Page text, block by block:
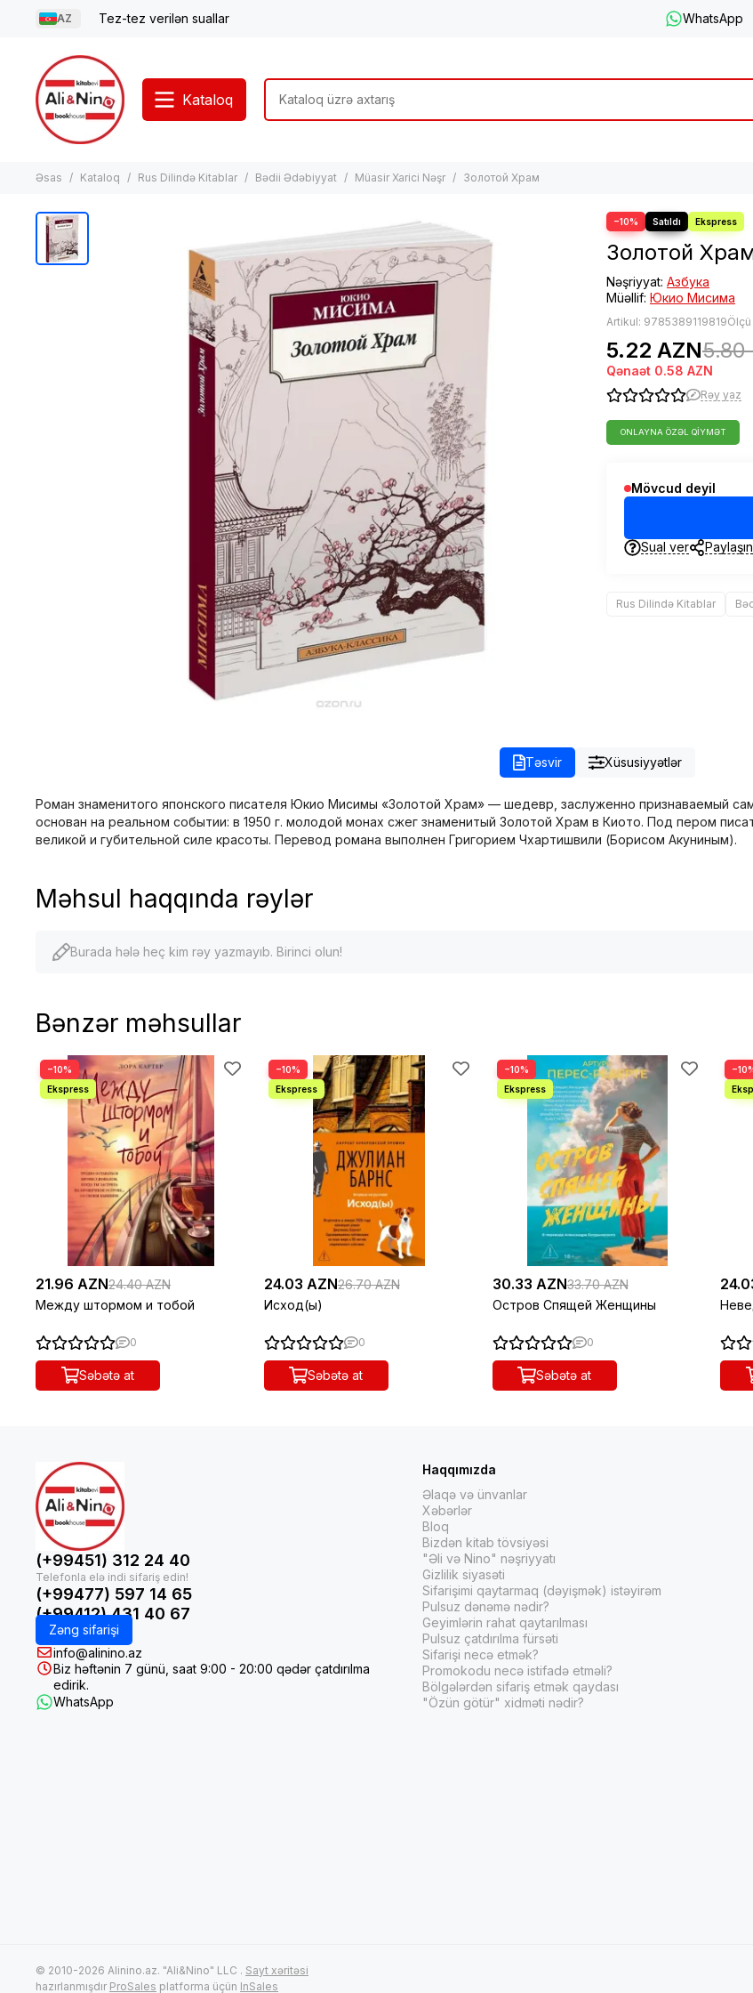
AZ Tez-tez verilən suallar WhatsApp
Kataloq
Əsas Kataloq Rus Dilində Kitablar Bədii Ədəbiyyat Müasir Xarici Nəşr Золотой Храм
−10%
Золотой
Nəşriyyat: Азбука
Müəllif: Юкио Мисима
Artikul: 9785389119819
5.22 AZN5.80
Qənaət 0.58 AZN
Rəy yaz
ONLAYNA ÖZƏL QIYMƏT
Mövcud deyil
Sual ver Paylaşın
Rus Dilində Kitablar
Təsvir Xüsusiyyətlər
Роман знаменитого японского писателя Юкио Мисимы «Золотой Храм» — шедевр, заслуженно признаваемый
основан на реальном событии: в 1950 г. молодой монах сжег знаменитый Золотой Храм в Киото. Под пером
великой и губительной силе красоты. Перевод романа выполнен Григорием Чхартишвили (Борисом Акуниным).
Məhsul haqqında rəylər
Burada hələ heç kim rəy yazmayıb. Birinci olun!
Bənzər məhsullar
−10%
21.96 AZN24.40 AZN
Между штормом и тобой
0
Səbətə at
−10%
24.03 AZN26.70 AZN
Исход(ы)
0
Səbətə at
−10%
30.33 AZN33.70 AZN
Остров Спящей Женщины
0
Səbətə at
(+99451) 312 24 40
(+99477) 597 14 65
(+99412) 431 40 67
Zəng sifarişi
info@alinino.az
Biz həftənin 7 günü, saat 9:00 - 20:00 qədər çatdırılma
edirik.
WhatsApp
Haqqımızda
Əlaqə və ünvanlar
Xəbərlər
Bloq
Bizdən kitab tövsiyəsi
"Əli və Nino" nəşriyyatı
Gizlilik siyasəti
Sifarişimi qaytarmaq (dəyişmək) istəyirəm
Pulsuz dənəmə nədir?
Geyimlərin rahat qaytarılması
Pulsuz çatdırılma fürsəti
Sifarişi necə etmək?
Promokodu necə istifadə etməli?
Bölgələrdən sifariş etmək qaydası
"Özün götür" xidməti nədir?
© 2010-2026 Alinino.az. "Ali&Nino" LLC . Sayt xəritəsi
hazırlanmışdır ProSales platforma üçün InSales